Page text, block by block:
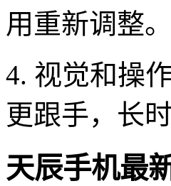
用重新调整。
4. 视觉和操
更跟手，长
天辰手机最